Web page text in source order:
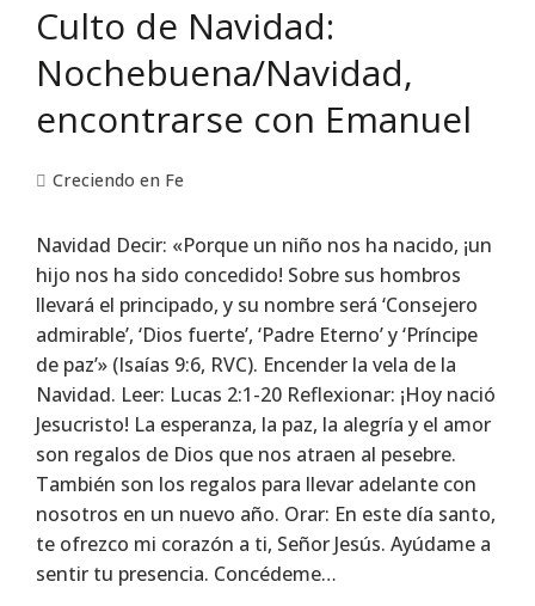
Culto de Navidad:
Nochebuena/Navidad,
encontrarse con Emanuel
Creciendo en Fe
Navidad Decir: «Porque un niño nos ha nacido, ¡un
hijo nos ha sido concedido! Sobre sus hombros
llevará el principado, y su nom­bre será ‘Consejero
admirable’, ‘Dios fuerte’, ‘Padre Eterno’ y ‘Príncipe
de paz’» (Isaías 9:6, RVC). Encender la vela de la
Navidad. Leer: Lucas 2:1-20 Reflexionar: ¡Hoy nació
Jesucristo! La esperanza, la paz, la alegría y el amor
son regalos de Dios que nos atraen al pesebre.
También son los regalos para llevar adelante con
nosotros en un nuevo año. Orar: En este día santo,
te ofrezco mi corazón a ti, Señor Jesús. Ayúdame a
sentir tu presencia. Concédeme…